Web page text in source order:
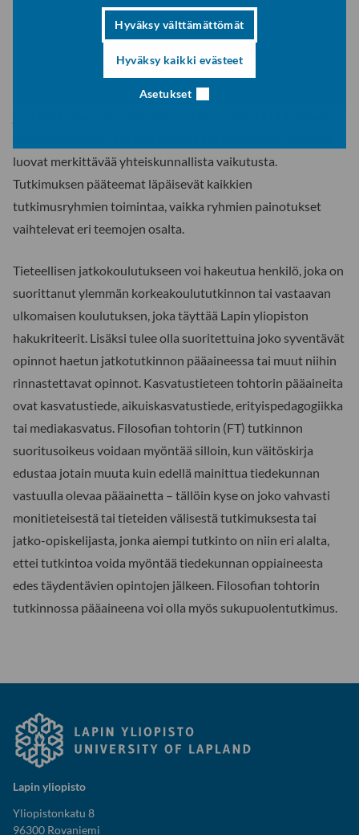
Hyväksy välttämättömät
Hyväksy kaikki evästeet
Asetukset
yhteisöjen hyvinvointia. Tutkimuksen tavoitteena on lisätä
vahvistamalla kasvatuksessa ja koulutuksessa toteutuvaa
osallisuutta, sukupuolten tasa-arvoa sekä yhdenvertaisuutta
luovat merkittävää yhteiskunnallista vaikutusta.
Tutkimuksen pääteemat läpäisevät kaikkien
tutkimusryhmien toimintaa, vaikka ryhmien painotukset
vaihtelevat eri teemojen osalta.
Tieteellisen jatkokoulutukseen voi hakeutua henkilö, joka on
suorittanut ylemmän korkeakoulututkinnon tai vastaavan
ulkomaisen koulutuksen, joka täyttää Lapin yliopiston
hakukriteerit. Lisäksi tulee olla suoritettuina joko syventävät
opinnot haetun jatkotutkinnon pääaineessa tai muut niihin
rinnastettavat opinnot. Kasvatustieteen tohtorin pääaineita
ovat kasvatustiede, aikuiskasvatustiede, erityispedagogiikka
tai mediakasvatus. Filosofian tohtorin (FT) tutkinnon
suoritusoikeus voidaan myöntää silloin, kun väitöskirja
edustaa jotain muuta kuin edellä mainittua tiedekunnan
vastuulla olevaa pääainetta – tällöin kyse on joko vahvasti
monitieteisestä tai tieteiden välisestä tutkimuksesta tai
jatko-opiskelijasta, jonka aiempi tutkinto on niin eri alalta,
ettei tutkintoa voida myöntää tiedekunnan oppiaineesta
edes täydentävien opintojen jälkeen. Filosofian tohtorin
tutkinnossa pääaineena voi olla myös sukupuolentutkimus.
Lapin yliopisto
Yliopistonkatu 8
96300 Rovaniemi